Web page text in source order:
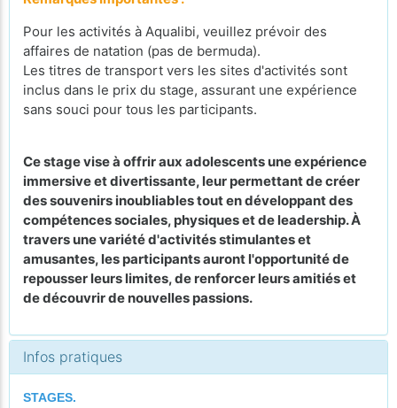
Pour les activités à Aqualibi, veuillez prévoir des
affaires de natation (pas de bermuda).
Les titres de transport vers les sites d'activités sont
inclus dans le prix du stage, assurant une expérience
sans souci pour tous les participants.
Ce stage vise à offrir aux adolescents une expérience
immersive et divertissante, leur permettant de créer
des souvenirs inoubliables tout en développant des
compétences sociales, physiques et de leadership. À
travers une variété d'activités stimulantes et
amusantes, les participants auront l'opportunité de
repousser leurs limites, de renforcer leurs amitiés et
de découvrir de nouvelles passions.
Infos pratiques
STAGES.